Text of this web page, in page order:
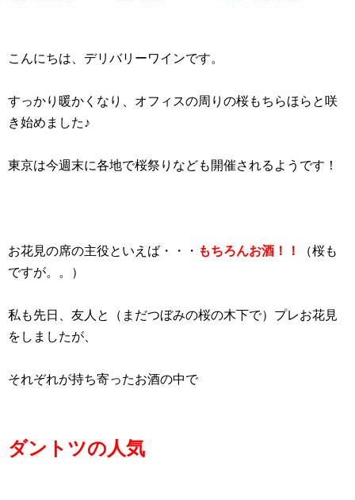
こんにちは、デリバリーワインです。
すっかり暖かくなり、オフィスの周りの桜もちらほらと咲
き始めました♪
東京は今週末に各地で桜祭りなども開催されるようです！
お花見の席の主役といえば・・・ もちろんお酒！！
（桜も
ですが。。）
私も先日、友人と（まだつぼみの桜の木下で）プレお花見
をしましたが、
それぞれが持ち寄ったお酒の中で
ダントツの人気